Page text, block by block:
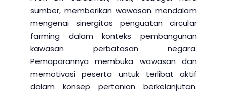
sumber, memberikan wawasan mendalam
mengenai sinergitas penguatan circular
farming dalam konteks pembangunan
kawasan perbatasan negara.
Pemaparannya membuka wawasan dan
memotivasi peserta untuk terlibat aktif
dalam konsep pertanian berkelanjutan.